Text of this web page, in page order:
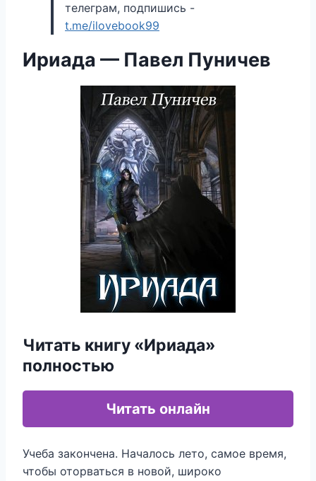
телеграм, подпишись -
t.me/ilovebook99
Ириада — Павел Пуничев
Читать книгу «Ириада»
полностью
Читать онлайн
Учеба закончена. Началось лето, самое время,
чтобы оторваться в новой, широко